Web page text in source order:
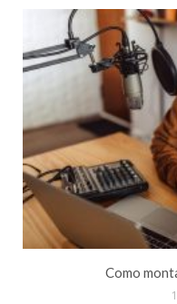
Como